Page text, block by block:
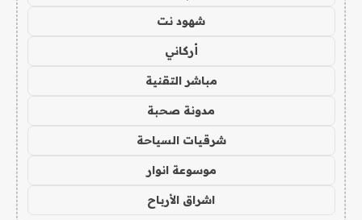
شهود نت
أركاني
مباشر التقنية
مدونة صحبة
شرقيات السياحة
موسوعة انوار
اشراق الأرباح